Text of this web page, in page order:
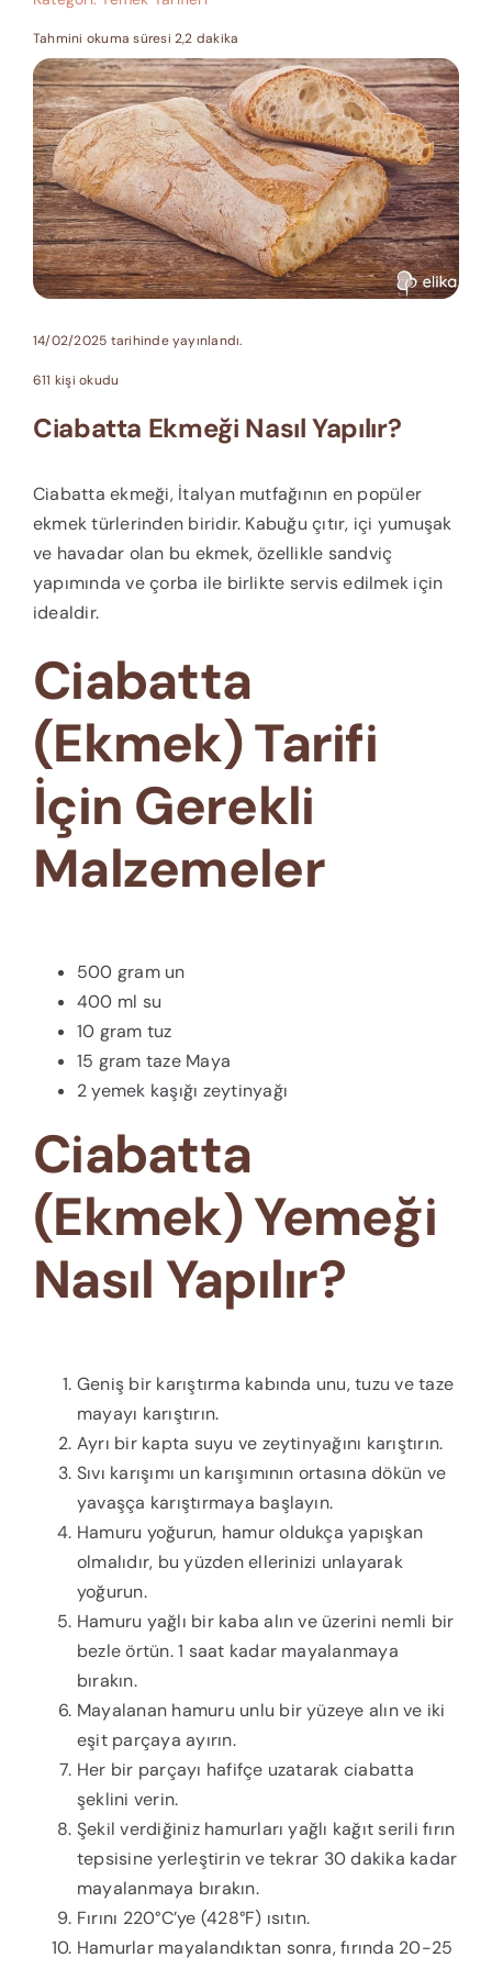
Tahmini okuma süresi 2,2 dakika
14/02/2025 tarihinde yayınlandı.
611 kişi okudu
Ciabatta Ekmeği Nasıl Yapılır?
Ciabatta ekmeği, İtalyan mutfağının en popüler
ekmek türlerinden biridir. Kabuğu çıtır, içi yumuşak
ve havadar olan bu ekmek, özellikle sandviç
yapımında ve çorba ile birlikte servis edilmek için
idealdir.
Ciabatta
(Ekmek) Tarifi
İçin Gerekli
Malzemeler
500 gram un
400 ml su
10 gram tuz
15 gram taze Maya
2 yemek kaşığı zeytinyağı
Ciabatta
(Ekmek) Yemeği
Nasıl Yapılır?
Geniş bir karıştırma kabında unu, tuzu ve taze
mayayı karıştırın.
Ayrı bir kapta suyu ve zeytinyağını karıştırın.
Sıvı karışımı un karışımının ortasına dökün ve
yavaşça karıştırmaya başlayın.
Hamuru yoğurun, hamur oldukça yapışkan
olmalıdır, bu yüzden ellerinizi unlayarak
yoğurun.
Hamuru yağlı bir kaba alın ve üzerini nemli bir
bezle örtün. 1 saat kadar mayalanmaya
bırakın.
Mayalanan hamuru unlu bir yüzeye alın ve iki
eşit parçaya ayırın.
Her bir parçayı hafifçe uzatarak ciabatta
şeklini verin.
Şekil verdiğiniz hamurları yağlı kağıt serili fırın
tepsisine yerleştirin ve tekrar 30 dakika kadar
mayalanmaya bırakın.
Fırını 220°C’ye (428°F) ısıtın.
Hamurlar mayalandıktan sonra, fırında 20-25